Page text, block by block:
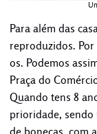
Para além das
reproduzidos.
os. Podemos
Praça do
Quando tens 8
prioridade, sendo